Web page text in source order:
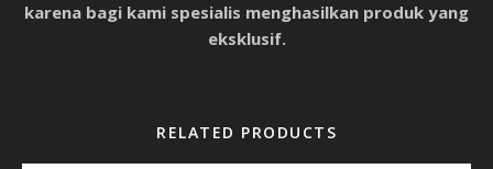
karena bagi kami spesialis menghasilkan produk yang
eksklusif.
RELATED PRODUCTS